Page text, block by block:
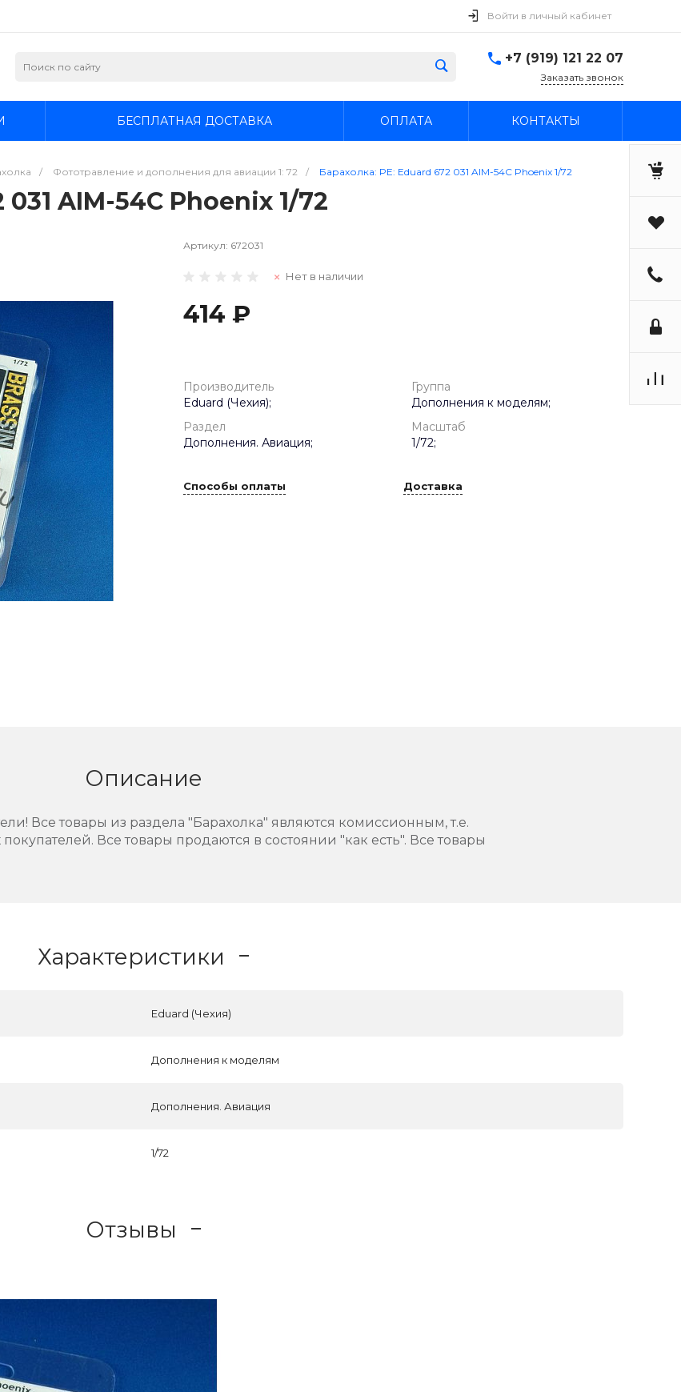
Войти в личный кабинет
+7 (919) 121 22 07
Заказать звонок
БЕСПЛАТНАЯ ДОСТАВКА ОПЛАТА КОНТАКТЫ
/ Фототравление и дополнения для авиации 1: 72 / Барахолка: PE: Eduard 672 031 AIM-54C Phoenix 1/72
AIM-54C Phoenix 1/72
Артикул: 672031
Нет в наличии
414 ₽
Производитель
Eduard (Чехия);
Группа
Дополнения к моделям;
Раздел
Дополнения. Авиация;
Масштаб
1/72;
Способы оплаты Доставка
Описание
Все товары из раздела "Барахолка" являются комиссионным, т.е.
Все товары продаются в состоянии "как есть". Все товары
Характеристики
Eduard (Чехия)
Дополнения к моделям
Дополнения. Авиация
1/72
Отзывы